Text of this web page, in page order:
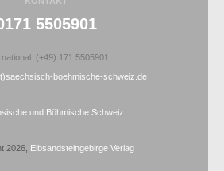
5505901
(+49) 171 5505901
boehmische-schweiz.de
2026, Elbsandsteingebirge Verlag